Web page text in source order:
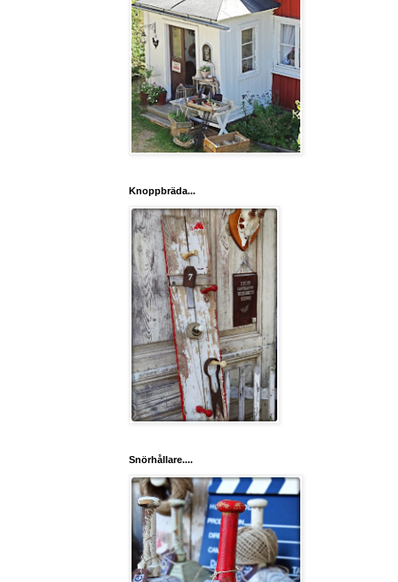
Knoppbräda...
Snörhållare....